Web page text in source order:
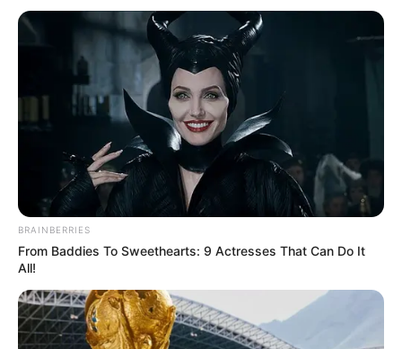
Yina Calderón recibe
inesperada ayuda:
aseguraría su
permanencia en 'La Casa
de los Famosos'
NOTICIAS
¡Qué bombazo! Aida
Victoria anunció su
embarazo con un
redes
CORTE SUPREMA DE
JUSTICIA
BRAINBERRIES
From Baddies To Sweethearts: 9 Actresses That Can Do It
All!